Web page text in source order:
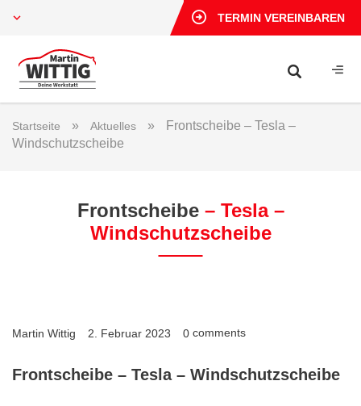
TERMIN VEREINBAREN
Startseite » Aktuelles »
Frontscheibe – Tesla –
Windschutzscheibe
Frontscheibe – Tesla –
Windschutzscheibe
Martin Wittig 2. Februar 2023 0 comments
Frontscheibe – Tesla – Windschutzscheibe